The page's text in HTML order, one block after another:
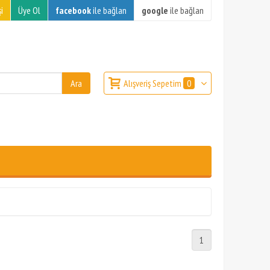
Üye Ol facebookile bağlan google ile bağlan
Alışveriş Sepetim 0
1